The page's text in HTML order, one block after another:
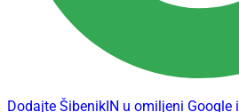
Dodajte ŠibenikIN u omiljeni Google